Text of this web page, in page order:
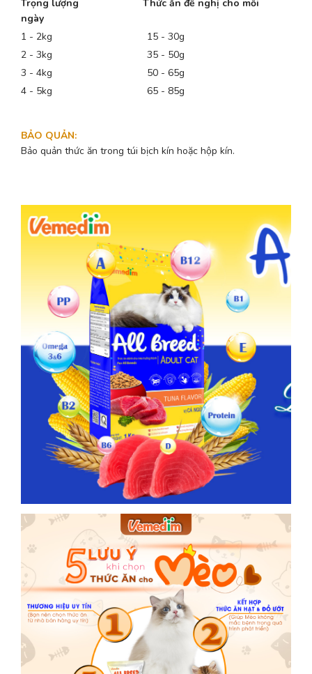
Trọng lượng
Thức ăn đề nghị cho mỗi
ngày
1 - 2kg 15 - 30g
2 - 3kg 35 - 50g
3 - 4kg 50 - 65g
4 - 5kg 65 - 85g
BẢO QUẢN:
Bảo quản thức ăn trong túi bịch kín hoặc hộp kín.